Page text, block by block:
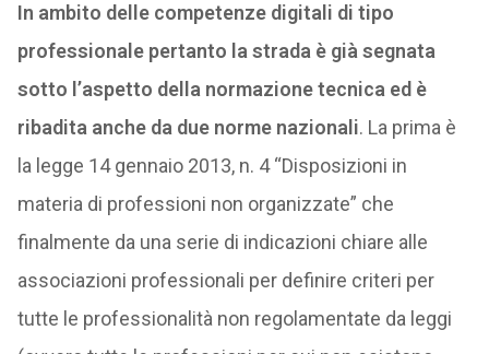
In ambito delle competenze digitali di tipo
professionale pertanto la strada è già segnata
sotto l’aspetto della normazione tecnica ed è
ribadita anche da due norme nazionali. La prima è
la legge 14 gennaio 2013, n. 4 “Disposizioni in
materia di professioni non organizzate” che
finalmente da una serie di indicazioni chiare alle
associazioni professionali per definire criteri per
tutte le professionalità non regolamentate da leggi